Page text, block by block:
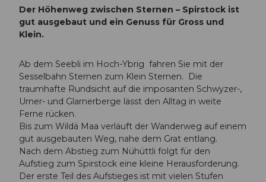
Der Höhenweg zwischen Sternen – Spirstock ist
gut ausgebaut und ein Genuss für Gross und
Klein.
Ab dem Seebli im Hoch-Ybrig fahren Sie mit der
Sesselbahn Sternen zum Klein Sternen. Die
traumhafte Rundsicht auf die imposanten Schwyzer-,
Urner- und Glarnerberge lässt den Alltag in weite
Ferne rücken.
Bis zum Wildä Maa verläuft der Wanderweg auf einem
gut ausgebauten Weg, nahe dem Grat entlang.
Nach dem Abstieg zum Nühüttli folgt für den
Aufstieg zum Spirstock eine kleine Herausforderung.
Der erste Teil des Aufstieges ist mit vielen Stufen